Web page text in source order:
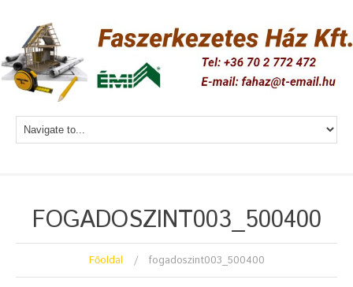
FOGADOSZINT003_500400
Főoldal fogadoszint003_500400